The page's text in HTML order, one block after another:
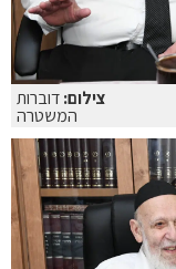
צילום:דוברות
המשטרה